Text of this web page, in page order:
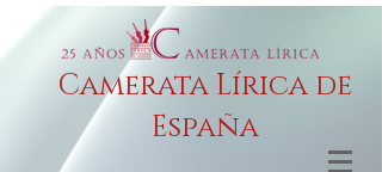
Camerata Lírica de
España